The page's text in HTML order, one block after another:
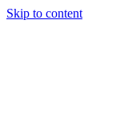
Skip to content